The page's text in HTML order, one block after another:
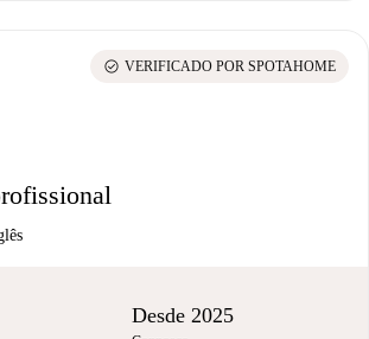
check_circle VERIFICADO POR SPOTAHOME
Desde 2025